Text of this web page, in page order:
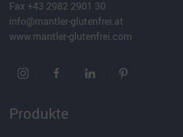
Fax +43 2982 2901 30
info@mantler-glutenfrei.at
www.mantler-glutenfrei.com
Produkte